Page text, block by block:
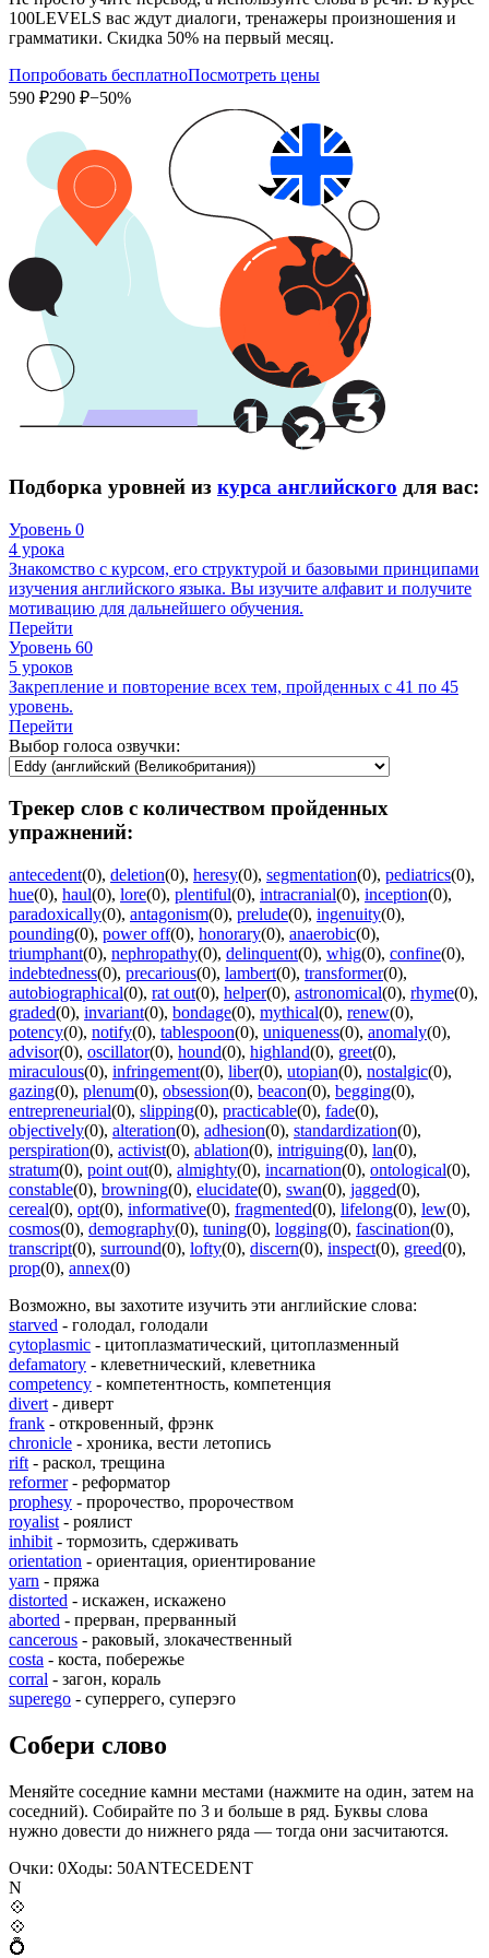
100LEVELS вас ждут диалоги, тренажеры произношения и
грамматики. Скидка 50% на первый месяц.
Попробовать бесплатноПосмотреть цены
590 ₽290 ₽−50%
Подборка уровней из курса английского для вас:
Уровень 0
4 урока
Знакомство с курсом, его структурой и базовыми принципами
изучения английского языка. Вы изучите алфавит и получите
мотивацию для дальнейшего обучения.
Перейти
Уровень 60
5 уроков
Закрепление и повторение всех тем, пройденных с 41 по 45
уровень.
Перейти
Выбор голоса озвучки:
Трекер слов с количеством пройденных
упражнений:
antecedent(0), deletion(0), heresy(0), segmentation(0), pediatrics(0),
hue(0), haul(0), lore(0), plentiful(0), intracranial(0), inception(0),
paradoxically(0), antagonism(0), prelude(0), ingenuity(0),
pounding(0), power off(0), honorary(0), anaerobic(0),
triumphant(0), nephropathy(0), delinquent(0), whig(0), confine(0),
indebtedness(0), precarious(0), lambert(0), transformer(0),
autobiographical(0), rat out(0), helper(0), astronomical(0), rhyme(0),
graded(0), invariant(0), bondage(0), mythical(0), renew(0),
potency(0), notify(0), tablespoon(0), uniqueness(0), anomaly(0),
advisor(0), oscillator(0), hound(0), highland(0), greet(0),
miraculous(0), infringement(0), liber(0), utopian(0), nostalgic(0),
gazing(0), plenum(0), obsession(0), beacon(0), begging(0),
entrepreneurial(0), slipping(0), practicable(0), fade(0),
objectively(0), alteration(0), adhesion(0), standardization(0),
perspiration(0), activist(0), ablation(0), intriguing(0), lan(0),
stratum(0), point out(0), almighty(0), incarnation(0), ontological(0),
constable(0), browning(0), elucidate(0), swan(0), jagged(0),
cereal(0), opt(0), informative(0), fragmented(0), lifelong(0), lew(0),
cosmos(0), demography(0), tuning(0), logging(0), fascination(0),
transcript(0), surround(0), lofty(0), discern(0), inspect(0), greed(0),
prop(0), annex(0)
Возможно, вы захотите изучить эти английские слова:
starved - голодал, голодали
cytoplasmic - цитоплазматический, цитоплазменный
defamatory - клеветнический, клеветника
competency - компетентность, компетенция
divert - диверт
frank - откровенный, фрэнк
chronicle - хроника, вести летопись
rift - раскол, трещина
reformer- реформатор
prophesy - пророчество, пророчеством
royalist - роялист
inhibit - тормозить, сдерживать
orientation - ориентация, ориентирование
yarn - пряжа
distorted - искажен, искажено
aborted - прерван, прерванный
cancerous - раковый, злокачественный
costa - коста, побережье
corral - загон, кораль
superego - суперрего, суперэго
Собери слово
Меняйте соседние камни местами (нажмите на один, затем на
соседний). Собирайте по 3 и больше в ряд. Буквы слова
нужно довести до нижнего ряда — тогда они засчитаются.
Очки: 0Ходы: 50ANTECEDENT
N
💠
💠
💍